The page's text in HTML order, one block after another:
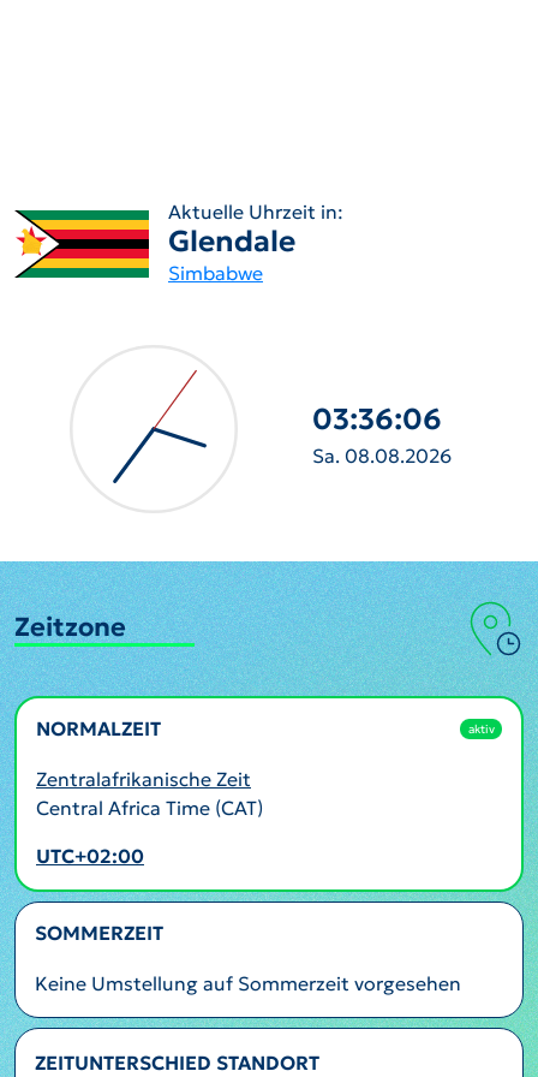
Aktuelle Uhrzeit in:
Glendale
Simbabwe
03:36:07
Sa. 08.08.2026
Zeitzone
NORMALZEIT aktiv
Zentralafrikanische Zeit
Central Africa Time (CAT)
UTC+02:00
SOMMERZEIT
Keine Umstellung auf Sommerzeit vorgesehen
ZEITUNTERSCHIED STANDORT